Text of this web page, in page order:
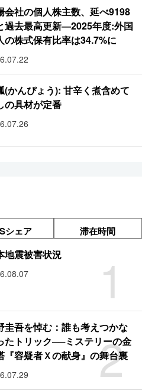
会社の個人株主数、延べ9198
過去最高更新―2025年度:外国
の株式保有比率は34.7%に
(かんぴょう): 甘辛く煮含めて
の具材が定番
シェア 滞在時間
1
地震被害状況
2
圭吾を悼む：誰も考えつかな
たトリック──ミステリーの金
『容疑者Ｘの献身』の舞台裏